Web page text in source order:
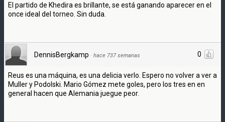
El partido de Khedira es brillante, se está ganando aparecer en el
once ideal del torneo. Sin duda.
0
DennisBergkamp · hace 737 semanas
Reus es una máquina, es una delicia verlo. Espero no volver a ver a
Muller y Podolski. Mario Gómez mete goles, pero los tres en en
general hacen que Alemania juegue peor.